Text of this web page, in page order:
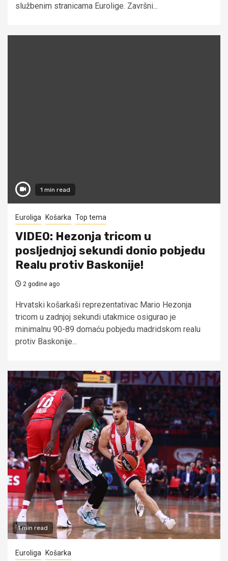
službenim stranicama Eurolige. Završni...
1 min read
Euroliga Košarka Top tema
VIDEO: Hezonja tricom u
posljednjoj sekundi donio pobjedu
Realu protiv Baskonije!
2 godine ago
Hrvatski košarkaši reprezentativac Mario Hezonja
tricom u zadnjoj sekundi utakmice osigurao je
minimalnu 90-89 domaću pobjedu madridskom realu
protiv Baskonije...
1 min read
Euroliga Košarka